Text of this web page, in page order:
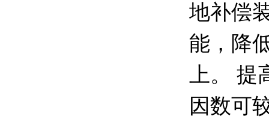
地补偿
能，降
上。 提
因数可